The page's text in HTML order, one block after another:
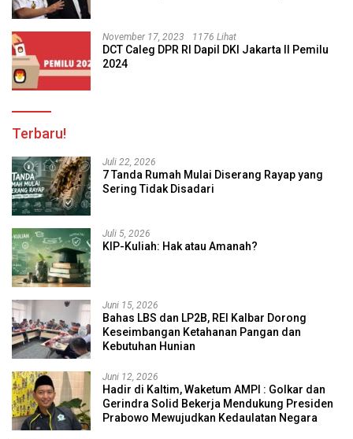
November 17, 2023 1176 Lihat
DCT Caleg DPR RI Dapil DKI Jakarta II Pemilu
2024
Terbaru!
Juli 22, 2026
7 Tanda Rumah Mulai Diserang Rayap yang
Sering Tidak Disadari
Juli 5, 2026
KIP-Kuliah: Hak atau Amanah?
Juni 15, 2026
Bahas LBS dan LP2B, REI Kalbar Dorong
Keseimbangan Ketahanan Pangan dan
Kebutuhan Hunian
Juni 12, 2026
Hadir di Kaltim, Waketum AMPI : Golkar dan
Gerindra Solid Bekerja Mendukung Presiden
Prabowo Mewujudkan Kedaulatan Negara